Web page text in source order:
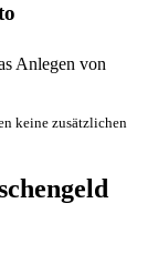
Anlegen von
keine zusätzlichen